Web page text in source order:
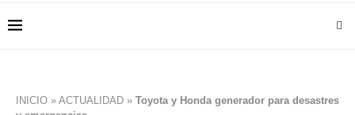
INICIO » ACTUALIDAD » Toyota y Honda generador para desastres